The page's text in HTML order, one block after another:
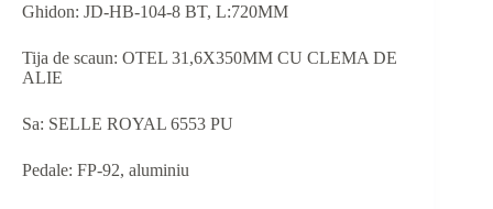
Ghidon: JD-HB-104-8 BT, L:720MM
Tija de scaun: OTEL 31,6X350MM CU CLEMA DE
ALIE
Sa: SELLE ROYAL 6553 PU
Pedale: FP-92, aluminiu